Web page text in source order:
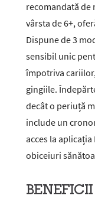
de
pagină.
recomandată
vârsta de 6+,
Dispune de 3
sensibil unic
împotriva
gingiile.
decât o periuță
include un
acces la
obiceiuri